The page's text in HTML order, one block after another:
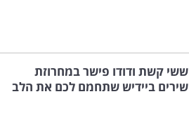
ששי קשת ודודו פישר במחרוזת
שירים ביידיש שתחמם לכם את הלב